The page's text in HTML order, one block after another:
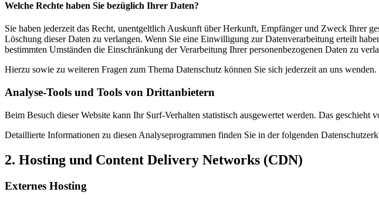
Welche Rechte haben Sie bezüglich Ihrer Daten?
Sie haben jederzeit das Recht, unentgeltlich Auskunft über Herkunft, Empfänger und Zweck Ihrer
Löschung dieser Daten zu verlangen. Wenn Sie eine Einwilligung zur Datenverarbeitung erteilt
bestimmten Umständen die Einschränkung der Verarbeitung Ihrer personenbezogenen Daten zu
Hierzu sowie zu weiteren Fragen zum Thema Datenschutz können Sie sich jederzeit an uns wenden.
Analyse-Tools und Tools von Dritt­anbietern
Beim Besuch dieser Website kann Ihr Surf-Verhalten statistisch ausgewertet werden. Das geschieht
Detaillierte Informationen zu diesen Analyseprogrammen finden Sie in der folgenden
2. Hosting und Content Delivery Networks (CDN)
Externes Hosting